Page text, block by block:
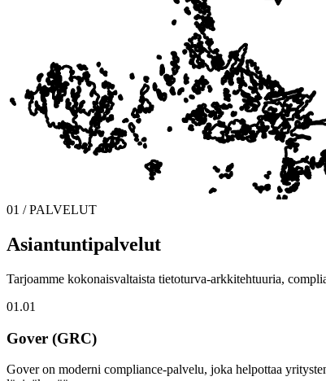
01 / PALVELUT
Asiantuntipalvelut
Tarjoamme kokonaisvaltaista tietoturva-arkkitehtuuria,
01.01
Gover (GRC)
Gover on moderni compliance-palvelu, joka helpottaa